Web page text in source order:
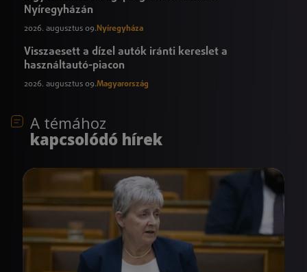
Nyíregyházán
2026. augusztus 09. Nyíregyháza
Visszaesett a dízel autók iránti kereslet a
használtautó-piacon
2026. augusztus 09.Magyarország
A témához
kapcsolódó hírek